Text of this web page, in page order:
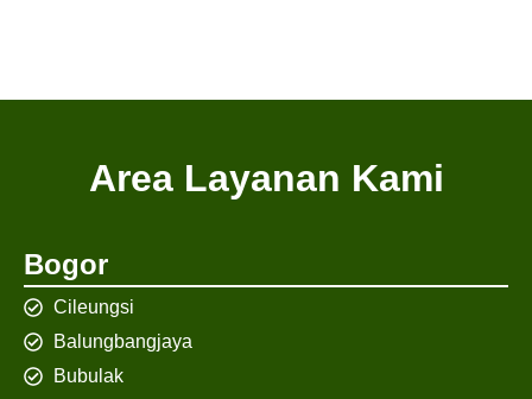
Area Layanan Kami
Bogor
Cileungsi
Balungbangjaya
Bubulak